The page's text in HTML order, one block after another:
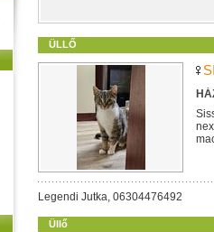
ÜLLŐ
Legendi Jutka, 06304476492
Üllő